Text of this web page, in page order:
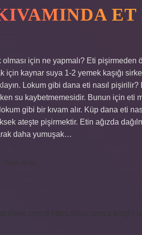
için ne yapmalı? Eti
için kaynar suya 1-2 yemek kaşığı
Lokum gibi dana eti nasıl
su kaybetmemesidir. Bunun için eti
gibi bir kıvam alır. Küp dana eti
ateşte pişirmektir. Etin ağızda
daha yumuşak…